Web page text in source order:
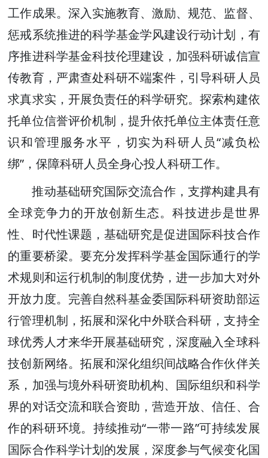
工作成果。深入实施教育、激励、规范、监督、
惩戒系统推进的科学基金学风建设行动计划，有
序推进科学基金科技伦理建设，加强科研诚信宣
传教育，严肃查处科研不端案件，引导科研人员
求真求实，开展负责任的科学研究。探索构建依
托单位信誉评价机制，提升依托单位主体责任意
识和管理服务水平，切实为科研人员“减负松
绑”，保障科研人员全身心投人科研工作。
推动基础研究国际交流合作，支撑构建具有
全球竞争力的开放创新生态。科技进步是世界
性、时代性课题，基础研究是促进国际科技合作
的重要桥梁。要充分发挥科学基金国际通行的学
术规则和运行机制的制度优势，进一步加大对外
开放力度。完善自然科基金委国际科研资助部运
行管理机制，拓展和深化中外联合科研，支持全
球优秀人才来华开展基础研究，深度融入全球科
技创新网络。拓展和深化组织间战略合作伙伴关
系，加强与境外科研资助机构、国际组织和科学
界的对话交流和联合资助，营造开放、信任、合
作的科研环境。持续推动“一带一路”可持续发展
国际合作科学计划的发展，深度参与气候变化国